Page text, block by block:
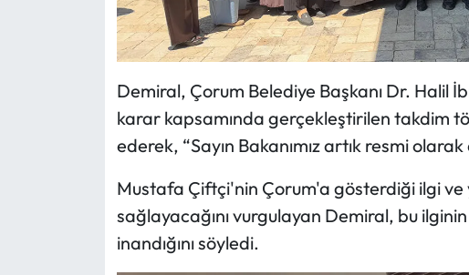
Demiral, Çorum Belediye Başkanı Dr. Halil
karar kapsamında gerçekleştirilen takdim
ederek, “Sayın Bakanımız artık resmi
Mustafa Çiftçi'nin Çorum'a gösterdiği ilgi ve
sağlayacağını vurgulayan Demiral, bu
inandığını söyledi.
Sungurlu Haberleri
Uğurludağ Haberleri
Yayla Haber